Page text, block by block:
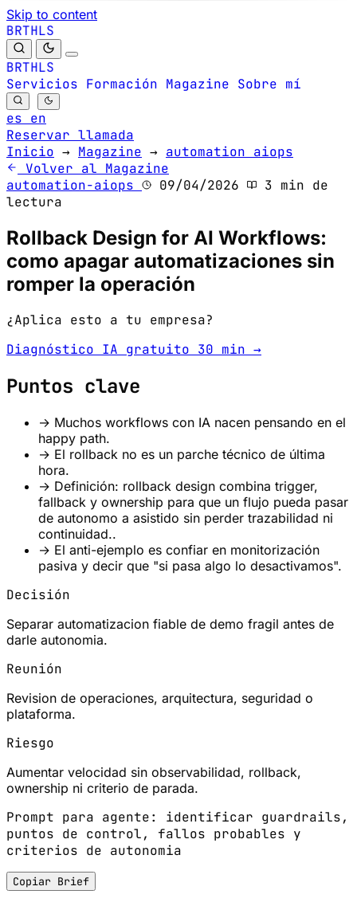
Skip to content
BRTHLS
BRTHLS
Servicios Formación Magazine Sobre mí
es en
Reservar llamada
Inicio → Magazine → automation aiops
Volver al Magazine
automation-aiops
09/04/2026
3 min de
lectura
Rollback Design for AI Workflows:
como apagar automatizaciones sin
romper la operación
¿Aplica esto a tu empresa?
Diagnóstico IA gratuito 30 min →
Puntos clave
→ Muchos workflows con IA nacen pensando en el
happy path.
→ El rollback no es un parche técnico de última
hora.
→ Definición: rollback design combina trigger,
fallback y ownership para que un flujo pueda pasar
de autonomo a asistido sin perder trazabilidad ni
continuidad..
→ El anti-ejemplo es confiar en monitorización
pasiva y decir que "si pasa algo lo desactivamos".
Decisión
Separar automatizacion fiable de demo fragil antes de
darle autonomia.
Reunión
Revision de operaciones, arquitectura, seguridad o
plataforma.
Riesgo
Aumentar velocidad sin observabilidad, rollback,
ownership ni criterio de parada.
Prompt para agente: identificar guardrails,
puntos de control, fallos probables y
criterios de autonomia
Copiar Brief